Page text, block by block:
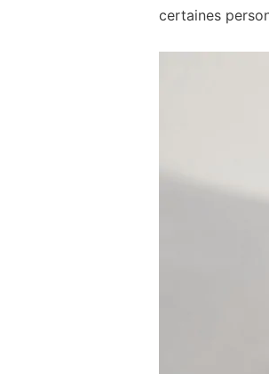
certaines